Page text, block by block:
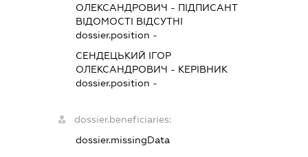
ОЛЕКСАНДРОВИЧ - ПІДПИСАНТ
ВІДОМОСТІ ВІДСУТНІ
dossier.position -
СЕНДЕЦЬКИЙ ІГОР
ОЛЕКСАНДРОВИЧ - КЕРІВНИК
dossier.position -
dossier.beneficiaries:
dossier.missingData